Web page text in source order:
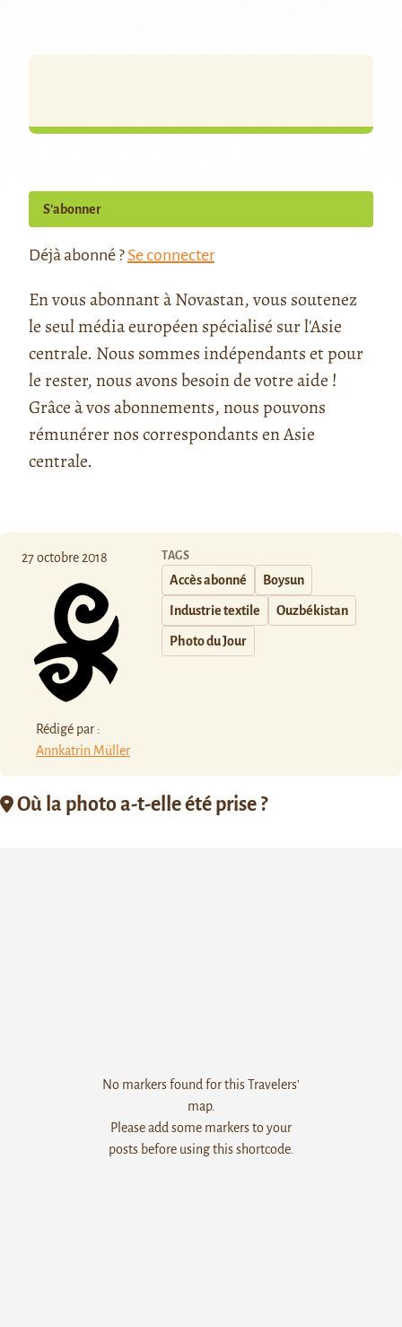
S’abonner
Déjà abonné ? Se connecter
En vous abonnant à Novastan, vous soutenez
le seul média européen spécialisé sur l'Asie
centrale. Nous sommes indépendants et pour
le rester, nous avons besoin de votre aide !
Grâce à vos abonnements, nous pouvons
rémunérer nos correspondants en Asie
centrale.
27 octobre 2018
Rédigé par :
Annkatrin Müller
TAGS
Accès abonné Boysun
Industrie textile Ouzbékistan
Photo du Jour
Où la photo a-t-elle été prise ?
No markers found for this Travelers'
map.
Please add some markers to your
posts before using this shortcode.